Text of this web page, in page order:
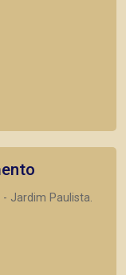
Jardim Paulista.